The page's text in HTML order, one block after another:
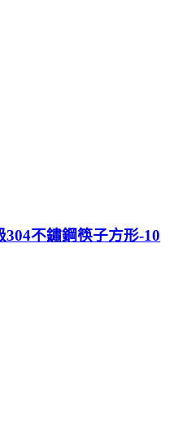
不鏽鋼筷子方形-10